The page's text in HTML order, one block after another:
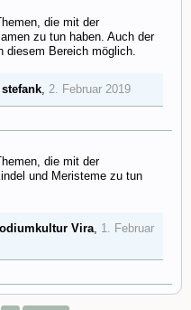
die mit der
zu tun haben. Auch der
diesem Bereich möglich.
stefank, 2. Februar 2019
die mit der
und Meristeme zu tun
Vira, 1. Februar